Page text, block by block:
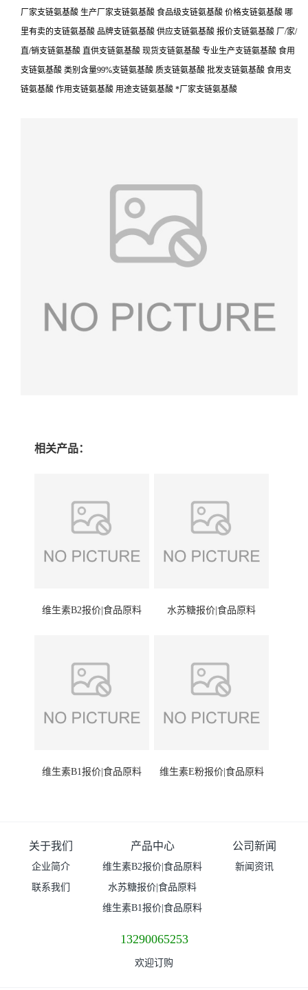
厂家支链氨基酸 生产厂家支链氨基酸 食品级支链氨基酸 价格支链氨基酸 哪
里有卖的支链氨基酸 品牌支链氨基酸 供应支链氨基酸 报价支链氨基酸 厂/家/
直/销支链氨基酸 直供支链氨基酸 现货支链氨基酸 专业生产支链氨基酸 食用
支链氨基酸 类别含量99%支链氨基酸 质支链氨基酸 批发支链氨基酸 食用支
链氨基酸 作用支链氨基酸 用途支链氨基酸 *厂家支链氨基酸
相关产品：
维生素B2报价|食品原料 水苏糖报价|食品原料
维生素B1报价|食品原料 维生素E粉报价|食品原料
关于我们
企业简介
联系我们
产品中心
维生素B2报价|食品原料
水苏糖报价|食品原料
维生素B1报价|食品原料
公司新闻
新闻资讯
13290065253
欢迎订购